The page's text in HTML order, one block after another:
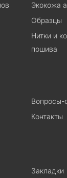
Экокожа
Образцы
Нитки и
пошива
Вопросы-
Контакты
Закладки